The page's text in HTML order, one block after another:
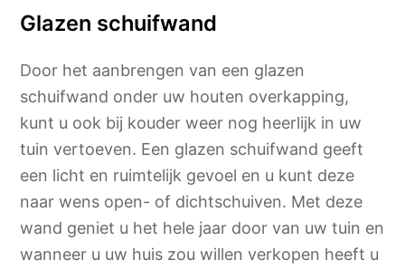
Glazen schuifwand
Door het aanbrengen van een glazen
schuifwand onder uw houten overkapping,
kunt u ook bij kouder weer nog heerlijk in uw
tuin vertoeven. Een glazen schuifwand geeft
een licht en ruimtelijk gevoel en u kunt deze
naar wens open- of dichtschuiven. Met deze
wand geniet u het hele jaar door van uw tuin en
wanneer u uw huis zou willen verkopen heeft u